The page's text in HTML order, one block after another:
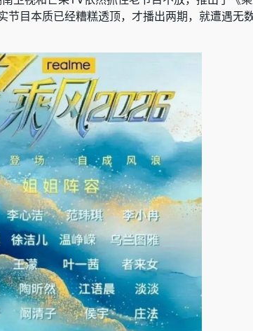
节目本质已经糟糕透顶，才播出两期，就遭遇无